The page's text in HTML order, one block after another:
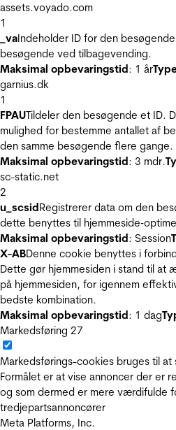
assets.voyado.com
1
_vaIndeholder ID for den
besøgende ved tilbagevending.
Maksimal opbevaringstid: 1 år
garnius.dk
1
FPAUTildeler den besøgende et ID.
mulighed for bestemme antallet af
den samme besøgende flere gange.
Maksimal opbevaringstid: 3 mdr.
sc-static.net
2
u_scsidRegistrerer data om den
dette benyttes til
Maksimal opbevaringstid: Session
X-ABDenne cookie benyttes i
Dette gør hjemmesiden i stand til at
på hjemmesiden, for igennem
bedste kombination.
Maksimal opbevaringstid: 1 dag
Markedsføring 27
Markedsførings-cookies bruges til
Formålet er at vise annoncer der er
og som dermed er mere værdifulde
tredjepartsannoncører
Meta Platforms, Inc.